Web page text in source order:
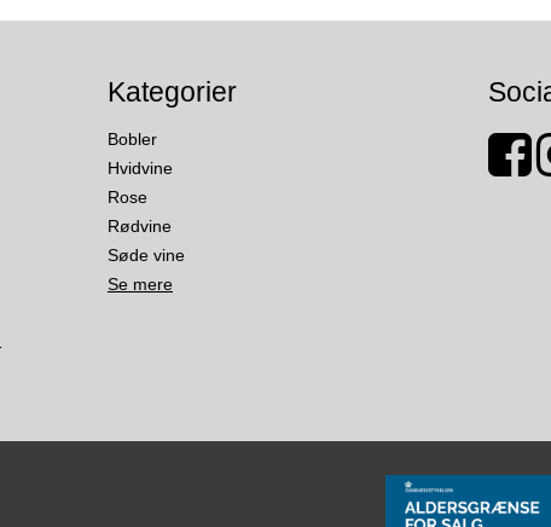
Kategorier
Bobler
Hvidvine
Rose
Rødvine
Søde vine
Se mere